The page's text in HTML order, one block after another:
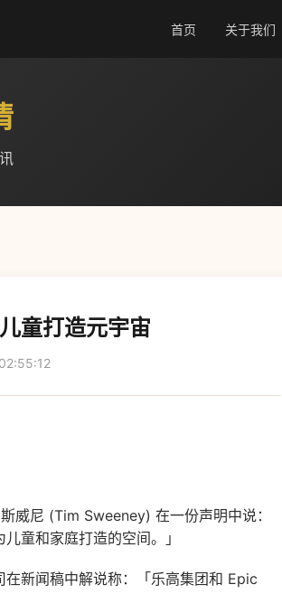
首页 关于我们
童打造元宇宙
威尼 (Tim Sweeney) 在一份声明中说：
童和家庭打造的空间。」
新闻稿中解说称：「乐高集团和 Epic